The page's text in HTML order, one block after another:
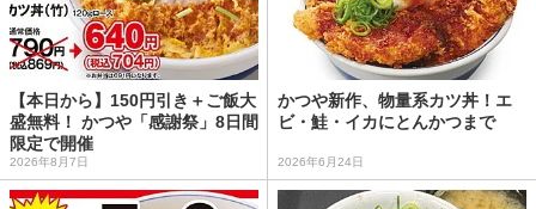
【本日から】150円引き＋ご飯大
盛無料！ かつや「感謝祭」8日間
限定で開催
2026年8月7日
かつや新作、物量系カツ丼！エ
ビ・鮭・イカにとんかつまで
2026年6月24日